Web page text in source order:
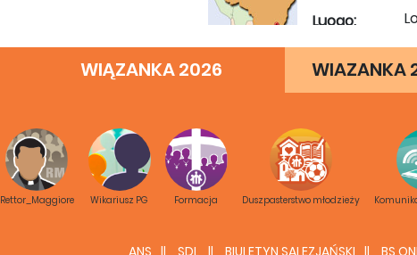
Luogo:
Ispettoria:
I Salesiani sono presenti nella
S. Luigi annesso al Collegio S.
che accoglie, una parrocchia
WIĄZANKA 2026 WIAZANKA
Rettor_Maggiore Wikariusz PG Formacja Duszpasterstwo młodzieży